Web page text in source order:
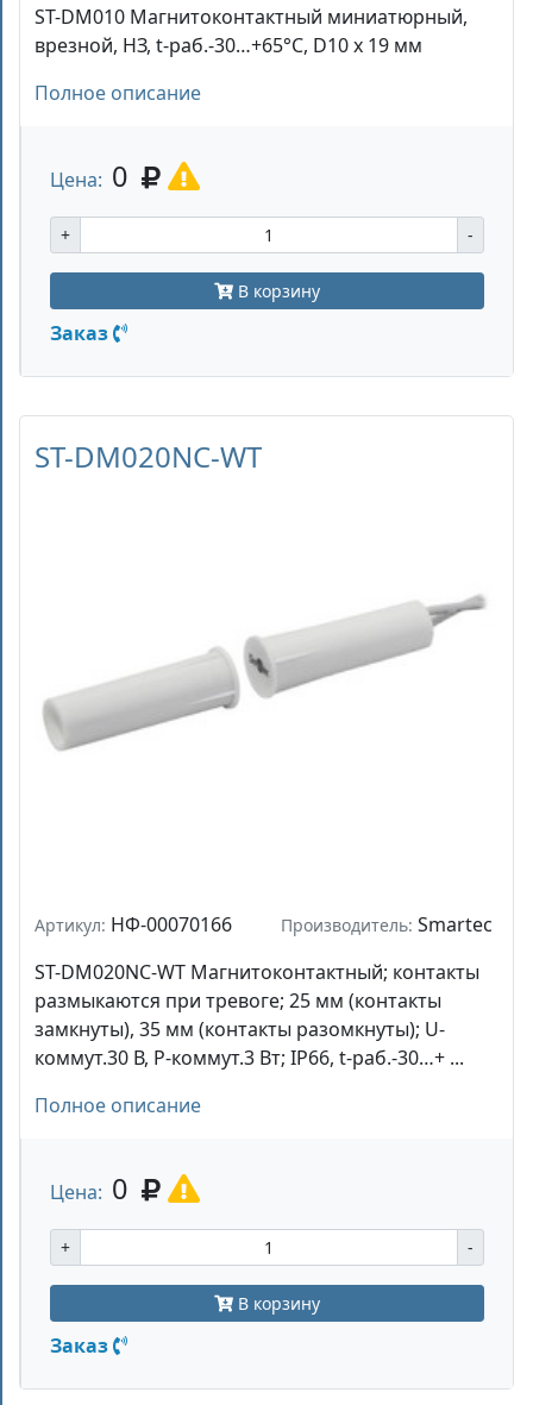
ST-DM010 Магнитоконтактный миниатюрный,
врезной, НЗ, t-раб.-30…+65°С, D10 х 19 мм
Полное описание
Цена: 0
+ -
В корзину
Заказ
ST-DM020NC-WT
Артикул: НФ-00070166 Производитель: Smartec
ST-DM020NC-WT Магнитоконтактный; контакты
размыкаются при тревоге; 25 мм (контакты
замкнуты), 35 мм (контакты разомкнуты); U-
коммут.30 В, P-коммут.3 Вт; IP66, t-раб.-30…+ ...
Полное описание
Цена: 0
+ -
В корзину
Заказ